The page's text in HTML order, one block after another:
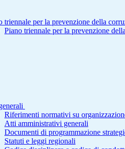
triennale per la prevenzione della
Piano triennale per la prevenzione
Riferimenti normativi su
Atti amministrativi generali
Documenti di programmazione
Statuti e leggi regionali